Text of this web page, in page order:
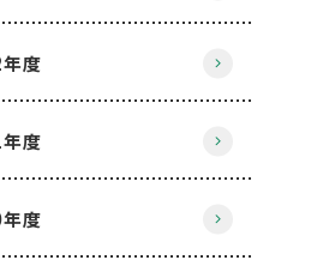
度
度
度